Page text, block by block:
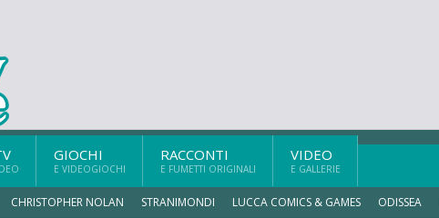
GIOCHI
E VIDEOGIOCHI
RACCONTI
E FUMETTI ORIGINALI
VIDEO
E GALLERIE
CHRISTOPHER NOLAN STRANIMONDI LUCCA COMICS & GAMES ODISSEA